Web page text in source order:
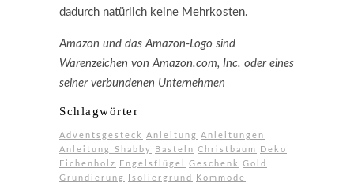
dadurch natürlich keine Mehrkosten.
Amazon und das Amazon-Logo sind
Warenzeichen von Amazon.com, Inc. oder eines
seiner verbundenen Unternehmen
Schlagwörter
Adventsgesteck Anleitung Anleitungen
Anleitung Shabby
Basteln Christbaum
Deko
Eichenholz
Engelsflügel Geschenk
Gold
Grundierung
Isoliergrund
Kommode